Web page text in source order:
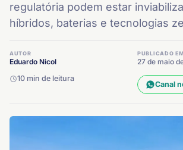
regulatória podem estar
híbridos, baterias e tecnologias
AUTOR
Eduardo Nicol
PUBLICADO EM
27 de maio
10 min de leitura
Canal